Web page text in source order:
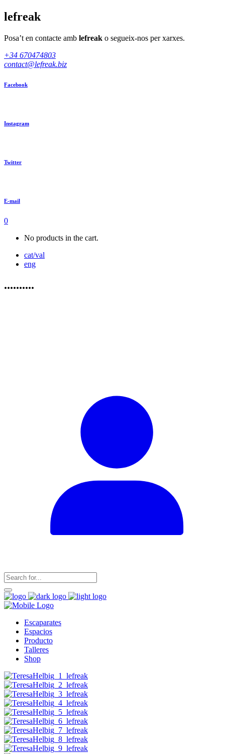
lefreak
Posa’t en contacte amb lefreak o segueix-nos per xarxes.
+34 670474803
contact@lefreak.biz
Facebook
Instagram
Twitter
E-mail
0
No products in the cart.
cat/val
eng
..........
Escaparates
Espacios
Producto
Talleres
Shop